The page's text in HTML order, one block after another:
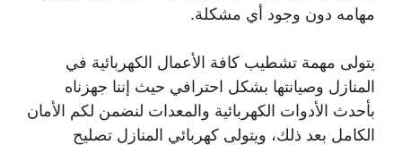
مهامه دون وجود أي مشكلة.
يتولى مهمة تشطيب كافة الأعمال الكهربائية في
المنازل وصيانتها بشكل احترافي حيث إننا جهزناه
بأحدث الأدوات الكهربائية والمعدات لنضمن لكم الأمان
الكامل بعد ذلك، ويتولى كهربائي المنازل تصليح